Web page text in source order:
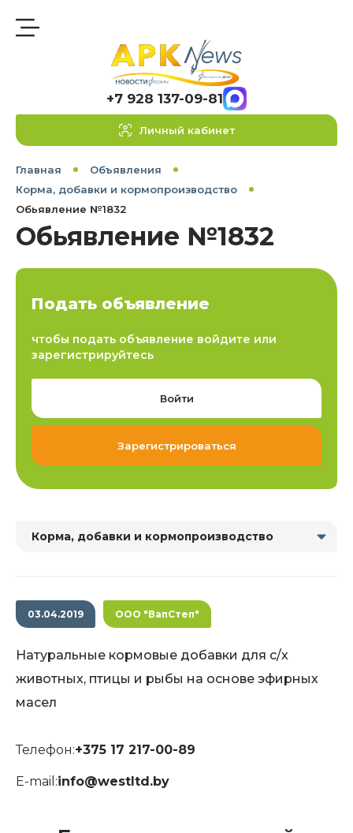
+7 928 137-09-81
Личный кабинет
Главная
Объявления
Корма, добавки и кормопроизводство
Обьявление №1832
Обьявление №1832
Подать объявление
чтобы подать объявление войдите или
зарегистрируйтесь
Войти
Зарегистрироваться
Корма, добавки и кормопроизводство
03.04.2019 ООО "ВапСтеп"
Натуральные кормовые добавки для с/х
животных, птицы и рыбы на основе эфирных
масел
Телефон:+375 17 217-00-89
E-mail:info@westltd.by